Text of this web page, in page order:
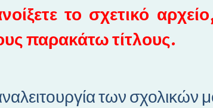
το σχετικό
παρακάτω τίτλους.
των